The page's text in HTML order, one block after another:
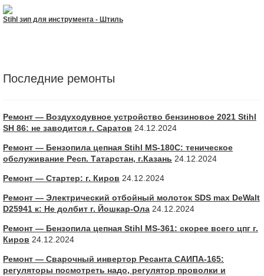
Stihl зип для инструмента - Штиль
Последние ремонты
Ремонт — Воздуходувное устройство бензиновое 2021 Stihl
SH 86: не заводится г. Саратов 24.12.2024
Ремонт — Бензопила цепная Stihl MS-180С: теническое
обслуживание Респ. Татарстан, г.Казань 24.12.2024
Ремонт — Стартер: г. Киров 24.12.2024
Ремонт — Электрический отбойный молоток SDS max DeWalt
D25941 к: Не долбит г. Йошкар-Ола 24.12.2024
Ремонт — Бензопила цепная Stihl MS-361: скорее всего цпг г.
Киров 24.12.2024
Ремонт — Сварочный инвертор Ресанта САИПА-165:
регуляторы посмотреть надо, регулятор проволки и